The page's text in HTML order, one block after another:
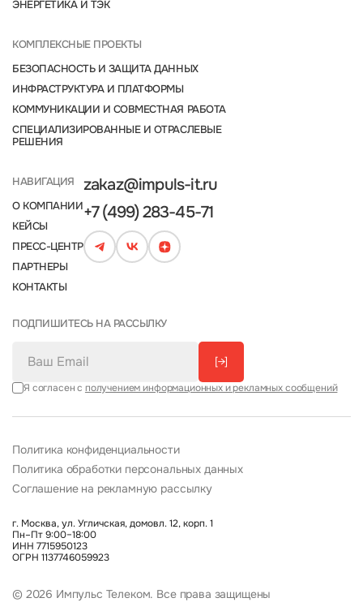
ЭНЕРГЕТИКА И ТЭК
НАВИГАЦИЯ
О КОМПАНИИ
КЕЙСЫ
ПРЕСС-ЦЕНТР
ПАРТНЕРЫ
КОНТАКТЫ
zakaz@impuls-it.ru
+7 (499) 283-45-71
КОМПЛЕКСНЫЕ ПРОЕКТЫ
БЕЗОПАСНОСТЬ И ЗАЩИТА ДАННЫХ
ИНФРАСТРУКТУРА И ПЛАТФОРМЫ
КОММУНИКАЦИИ И СОВМЕСТНАЯ РАБОТА
СПЕЦИАЛИЗИРОВАННЫЕ И ОТРАСЛЕВЫЕ
РЕШЕНИЯ
ПОДПИШИТЕСЬ НА РАССЫЛКУ
[→]
Я согласен с получением информационных и рекламных сообщений
Политика конфиденциальности
Политика обработки персональных данных
Соглашение на рекламную рассылку
г. Москва, ул. Угличская, домовл. 12, корп. 1
Пн–Пт 9:00–18:00
ИНН 7715950123
ОГРН 1137746059923
© 2026 Импульс Телеком. Все права защищены